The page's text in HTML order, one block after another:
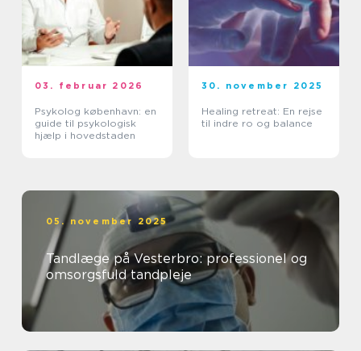
03. februar 2026
Psykolog københavn: en
guide til psykologisk
hjælp i hovedstaden
30. november 2025
Healing retreat: En rejse
til indre ro og balance
05. november 2025
Tandlæge på Vesterbro: professionel og
omsorgsfuld tandpleje